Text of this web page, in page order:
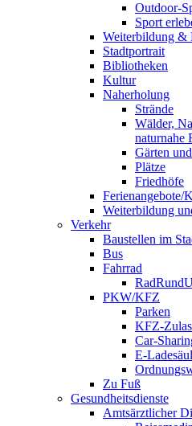
Outdoor-
Sport
Weiterbildung &
Stadtportrait
Bibliotheken
Kultur
Naherholung
Strände
Wälder,
naturnahe
Gärten
Plätze
Friedhöfe
Ferienangebote/
Weiterbildung
Verkehr
Baustellen im
Bus
Fahrrad
PKW/KFZ
Parken
KFZ-
Car-
E-
Zu Fuß
Gesundheitsdienste
Amtsärztlicher